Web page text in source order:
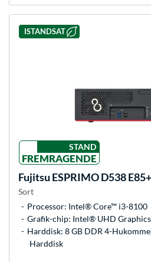
ISTANDSAT
STAND
FREMRAGENDE
Fujitsu ESPRIMO D538
Sort
Processor: Intel® Core™ i3-8100
Grafik-chip: Intel® UHD
Harddisk: 8 GB DDR 4-
Harddisk